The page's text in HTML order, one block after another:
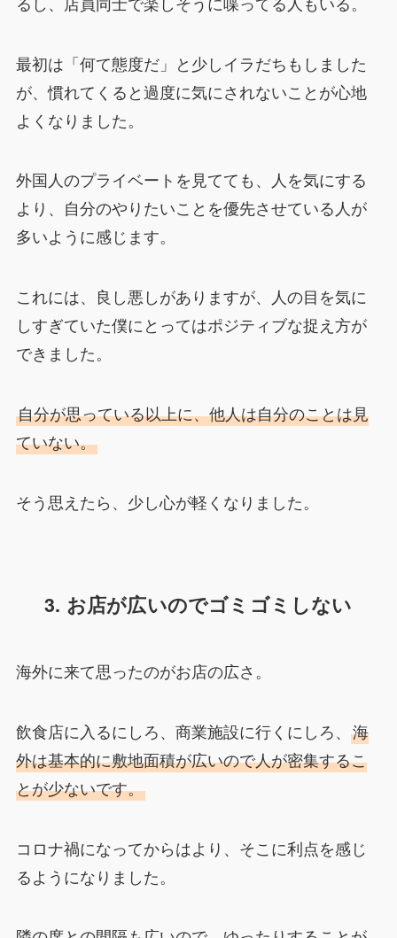
最初は「何て態度だ」と少しイラだちもしました
が、慣れてくると過度に気にされないことが心地
よくなりました。
外国人のプライベートを見てても、人を気にする
より、自分のやりたいことを優先させている人が
多いように感じます。
これには、良し悪しがありますが、人の目を気に
しすぎていた僕にとってはポジティブな捉え方が
できました。
自分が思っている以上に、他人は自分のことは見
ていない。
そう思えたら、少し心が軽くなりました。
3. お店が広いのでゴミゴミしない
海外に来て思ったのがお店の広さ。
飲食店に入るにしろ、商業施設に行くにしろ、 海
外は基本的に敷地面積が広いので人が密集するこ
とが少ないです。
コロナ禍になってからはより、そこに利点を感じ
るようになりました。